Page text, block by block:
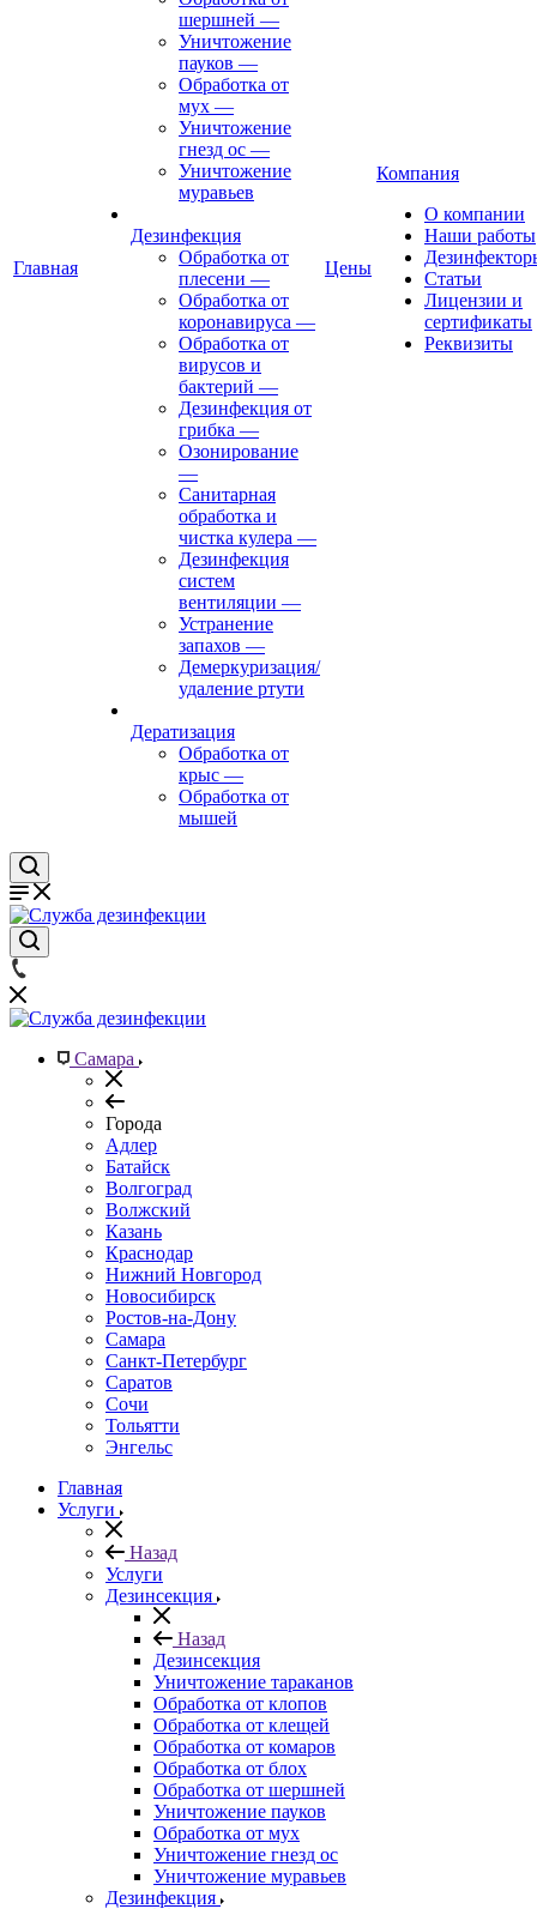
Главная
шершней —
Уничтожение
пауков —
Обработка от
мух —
Уничтожение
гнезд ос —
Уничтожение
муравьев
Дезинфекция
Обработка от
плесени —
Обработка от
коронавируса —
Обработка от
вирусов и
бактерий —
Дезинфекция от
грибка —
Озонирование
—
Санитарная
обработка и
чистка кулера —
Дезинфекция
систем
вентиляции —
Устранение
запахов —
Демеркуризация/
удаление ртути
Дератизация
Обработка от
крыс —
Обработка от
мышей
Цены
Компания
О компании
Наши работы
Статьи
Лицензии и
сертификаты
Реквизиты
Самара
Города
Адлер
Батайск
Волгоград
Волжский
Казань
Краснодар
Нижний Новгород
Новосибирск
Ростов-на-Дону
Самара
Санкт-Петербург
Саратов
Сочи
Тольятти
Энгельс
Главная
Услуги
Назад
Услуги
Дезинсекция
Назад
Дезинсекция
Уничтожение тараканов
Обработка от клопов
Обработка от клещей
Обработка от комаров
Обработка от блох
Обработка от шершней
Уничтожение пауков
Обработка от мух
Уничтожение гнезд ос
Уничтожение муравьев
Дезинфекция